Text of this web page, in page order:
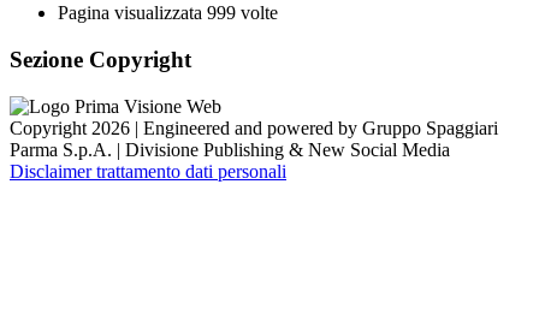
Pagina visualizzata 999 volte
Sezione Copyright
Copyright 2026 | Engineered and powered by Gruppo Spaggiari
Parma S.p.A. | Divisione Publishing & New Social Media
Disclaimer trattamento dati personali